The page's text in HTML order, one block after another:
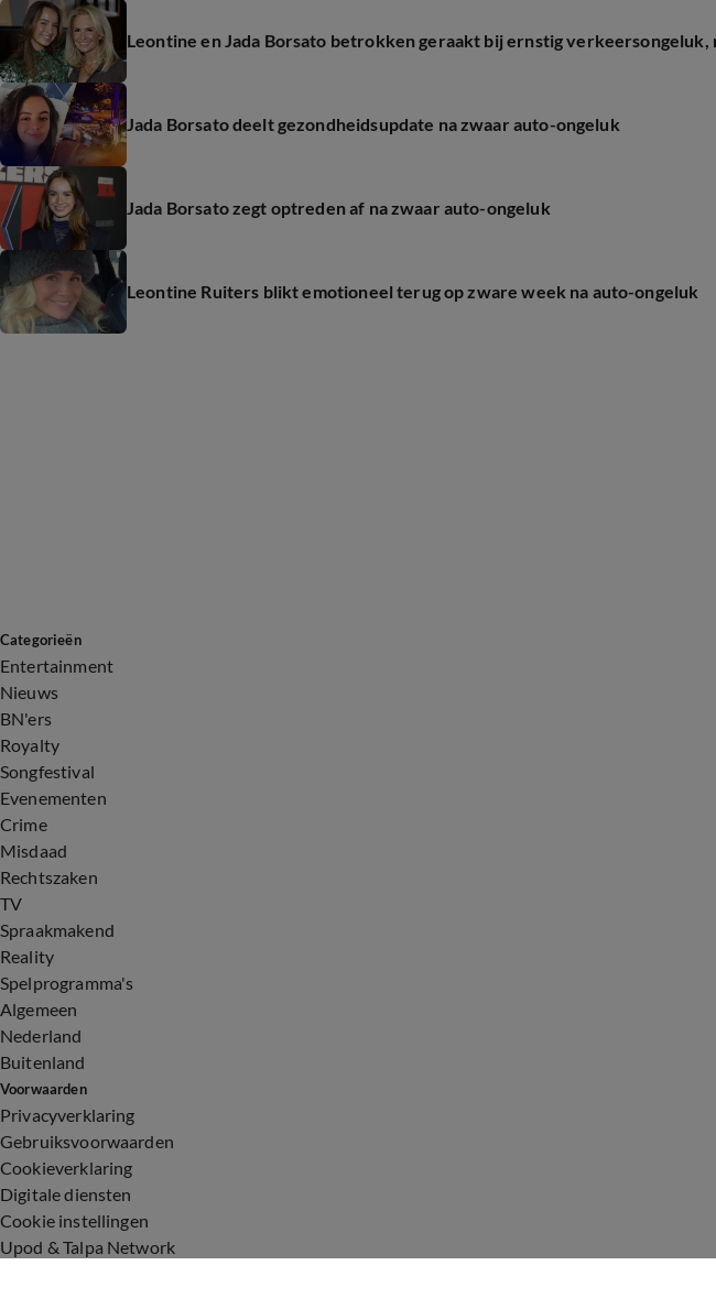
Leontine en Jada Borsato betrokken geraakt bij ernstig
Jada Borsato deelt gezondheidsupdate na zwaar auto-ongeluk
Jada Borsato zegt optreden af na zwaar auto-ongeluk
Leontine Ruiters blikt emotioneel terug op zware week na auto-ongeluk
Categorieën
Entertainment
Nieuws
BN'ers
Royalty
Songfestival
Evenementen
Crime
Misdaad
Rechtszaken
TV
Spraakmakend
Reality
Spelprogramma's
Algemeen
Nederland
Buitenland
Voorwaarden
Privacyverklaring
Gebruiksvoorwaarden
Cookieverklaring
Digitale diensten
Cookie instellingen
Upod & Talpa Network